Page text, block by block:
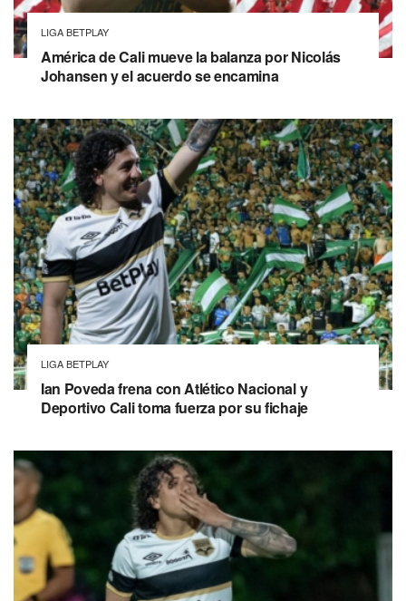
LIGA BETPLAY
América de Cali mueve la balanza por Nicolás
Johansen y el acuerdo se encamina
LIGA BETPLAY
Ian Poveda frena con Atlético Nacional y
Deportivo Cali toma fuerza por su fichaje